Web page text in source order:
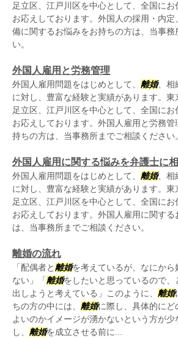
足立区、江戸川区を中心として、全国に
お応えしております。外国人の採用・内
備に関するお悩みをお持ちの方は、当事務
い。
外国人雇用と労務管理
外国人雇用問題をはじめとして、 離婚、相
に対し、豊富な経験と実績があります。東
足立区、江戸川区を中心として、全国に
お応えしております。外国人雇用と労務
持ちの方は、当事務所までご相談ください。
外国人雇用に関する悩みを弁護士に
外国人雇用問題をはじめとして、 離婚、相
に対し、豊富な経験と実績があります。東
足立区、江戸川区を中心として、全国に
お応えしております。外国人雇用に関す
は、当事務所までご相談ください。
離婚の流れ
「配偶者と離婚を考えているが、なにから
ない」「 離婚をしたいと思っているので、
出しようと考えている」このように、 離婚
ちの方の中には、 離婚に際し、具体的に
よいのかイメージが湧かないという方が
し、 離婚を成立させる前に...